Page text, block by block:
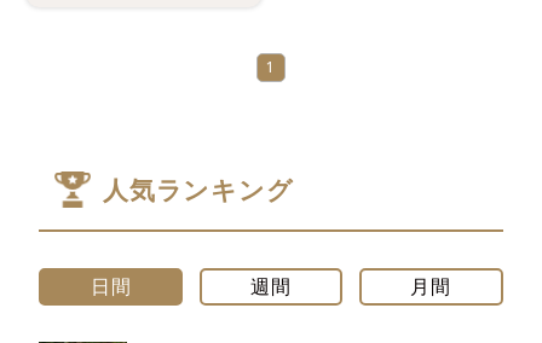
1
人気ランキング
日間 週間 月間